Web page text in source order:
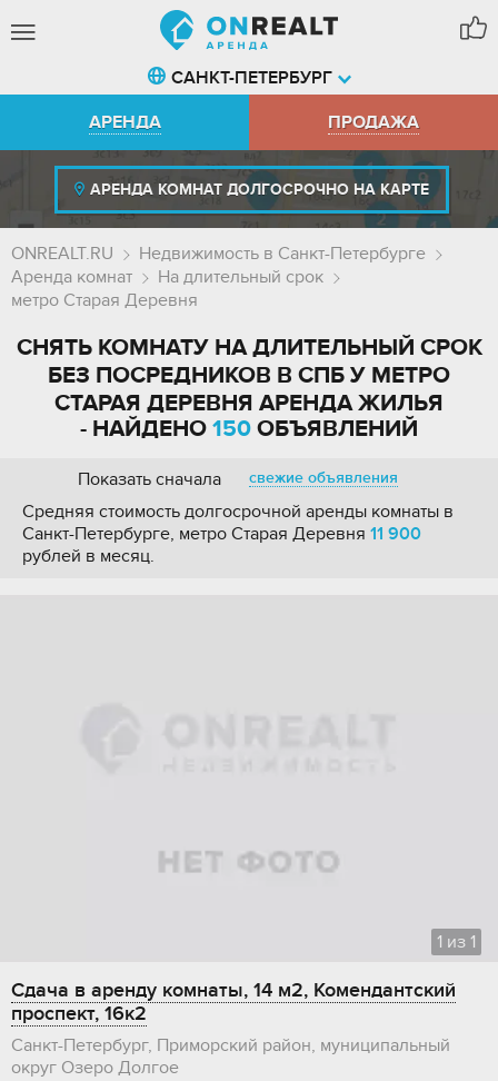
САНКТ-ПЕТЕРБУРГ
АРЕНДА
ПРОДАЖА
АРЕНДА КОМНАТ ДОЛГОСРОЧНО НА КАРТЕ
ONREALT.RU
Недвижимость в Санкт-Петербурге
Аренда комнат
На длительный срок
метро Старая Деревня
СНЯТЬ КОМНАТУ НА ДЛИТЕЛЬНЫЙ СРОК
БЕЗ ПОСРЕДНИКОВ В СПБ У МЕТРО
СТАРАЯ ДЕРЕВНЯ АРЕНДА ЖИЛЬЯ
- НАЙДЕНО 150 ОБЪЯВЛЕНИЙ
Показать сначала свежие объявления
Средняя стоимость долгосрочной аренды комнаты в
Санкт-Петербурге, метро Старая Деревня 11 900
рублей в месяц.
1 из 1
Сдача в аренду комнаты, 14 м2, Комендантский
проспект, 16к2
Санкт-Петербург, Приморский район, муниципальный
округ Озеро Долгое